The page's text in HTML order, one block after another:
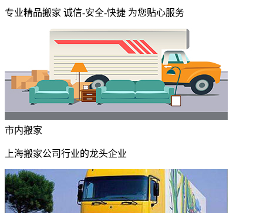
专业精品搬家 诚信-安全-快捷 为您贴心服务
市内搬家
上海搬家公司行业的龙头企业